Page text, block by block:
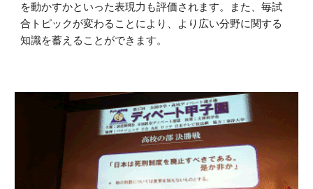
を動かすかといった表現力も評価されます。また、毎試
合トピックが変わることにより、より広い分野に関する
知識を蓄えることができます。